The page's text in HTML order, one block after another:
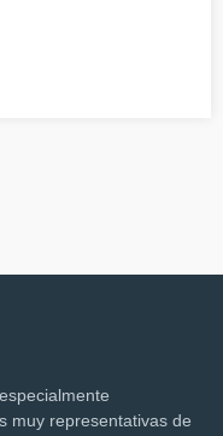
muy representativas de